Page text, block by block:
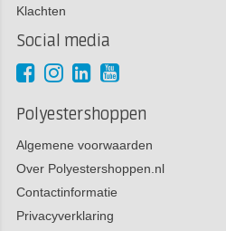
Klachten
Social media
Polyestershoppen
Algemene voorwaarden
Over Polyestershoppen.nl
Contactinformatie
Privacyverklaring